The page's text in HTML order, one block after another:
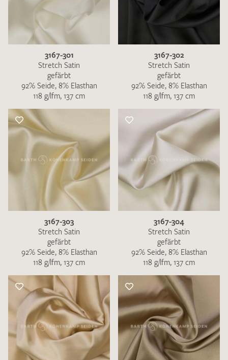
3167-301
Stretch Satin
gefärbt
92% Seide, 8% Elasthan
118 g/lfm, 137 cm
3167-302
Stretch Satin
gefärbt
92% Seide, 8% Elasthan
118 g/lfm, 137 cm
3167-303
Stretch Satin
gefärbt
92% Seide, 8% Elasthan
118 g/lfm, 137 cm
3167-304
Stretch Satin
gefärbt
92% Seide, 8% Elasthan
118 g/lfm, 137 cm